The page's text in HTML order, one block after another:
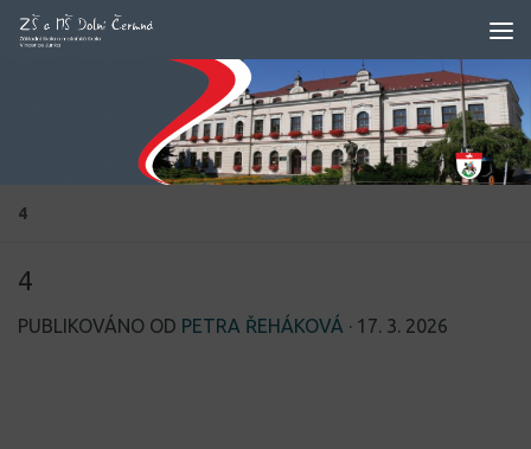
Skip to content
4
4
PUBLIKOVÁNO OD PETRA ŘEHÁKOVÁ · 17. 3. 2026